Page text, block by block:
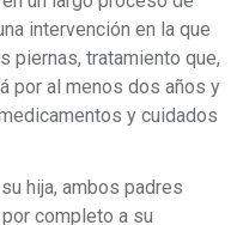
intervención en la que
piernas, tratamiento que,
por al menos dos años y
y cuidados
hija, ambos padres
completo a su